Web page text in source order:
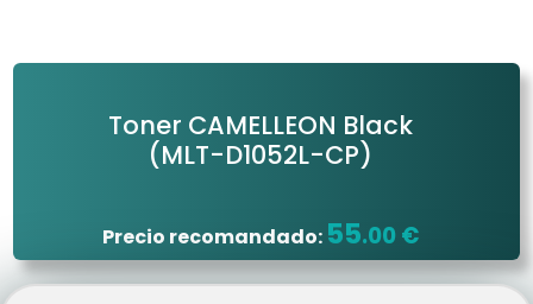
Toner CAMELLEON Black
(MLT-D1052L-CP)
Precio recomandado: 55.00 €